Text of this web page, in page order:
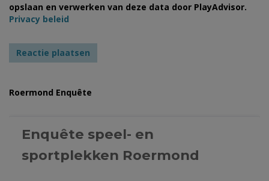
opslaan en verwerken van deze data door PlayAdvisor.
Privacy beleid
Roermond Enquête
Enquête speel- en
sportplekken Roermond